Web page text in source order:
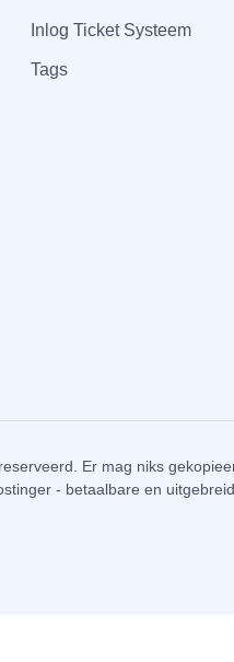
Inlog Ticket Systeem
Tags
Er mag niks
- betaalbare en